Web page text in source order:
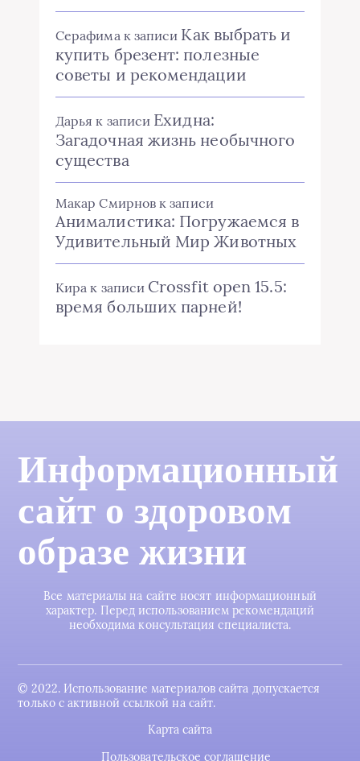
Серафима к записи Как выбрать и
купить брезент: полезные
советы и рекомендации
Дарья к записи Ехидна:
Загадочная жизнь необычного
существа
Макар Смирнов к записи
Анималистика: Погружаемся в
Удивительный Мир Животных
Кира к записи Crossfit open 15.5:
время больших парней!
Информационный
сайт о здоровом
образе жизни
Все материалы на сайте носят информационный
характер. Перед использованием рекомендаций
необходима консультация специалиста.
© 2022. Использование материалов сайта допускается
только с активной ссылкой на сайт.
Карта сайта
Пользовательское соглашение